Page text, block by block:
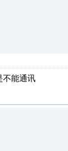
不能通讯